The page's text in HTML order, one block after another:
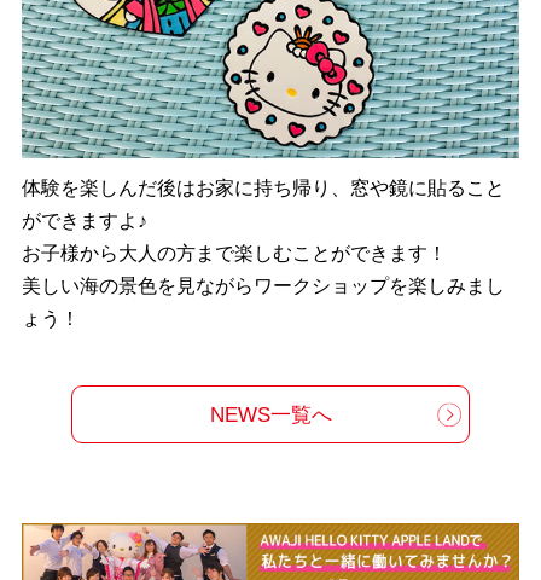
体験を楽しんだ後はお家に持ち帰り、窓や鏡に貼ること
ができますよ♪
お子様から大人の方まで楽しむことができます！
美しい海の景色を見ながらワークショップを楽しみまし
ょう！
NEWS一覧へ